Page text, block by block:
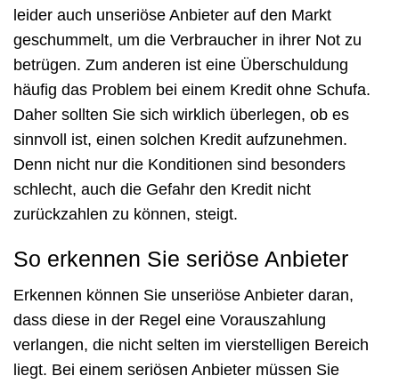
leider auch unseriöse Anbieter auf den Markt
geschummelt, um die Verbraucher in ihrer Not zu
betrügen. Zum anderen ist eine Überschuldung
häufig das Problem bei einem Kredit ohne Schufa.
Daher sollten Sie sich wirklich überlegen, ob es
sinnvoll ist, einen solchen Kredit aufzunehmen.
Denn nicht nur die Konditionen sind besonders
schlecht, auch die Gefahr den Kredit nicht
zurückzahlen zu können, steigt.
So erkennen Sie seriöse Anbieter
Erkennen können Sie unseriöse Anbieter daran,
dass diese in der Regel eine Vorauszahlung
verlangen, die nicht selten im vierstelligen Bereich
liegt. Bei einem seriösen Anbieter müssen Sie